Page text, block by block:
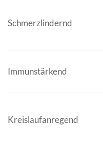
Schmerzlindernd
Immunstärkend
Kreislaufanregend